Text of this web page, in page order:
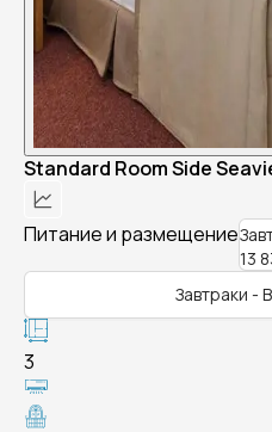
Standard Room Side
Питание и размещение
13
Завтраки -
3